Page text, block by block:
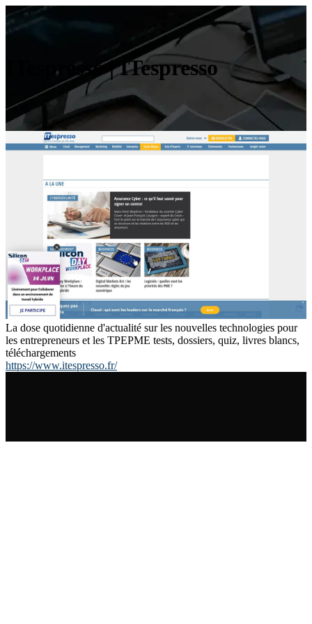
ITespresso | ITespresso
La dose quotidienne d'actualité sur les nouvelles technologies pour
les entrepreneurs et les TPEPME tests, dossiers, quiz, livres blancs,
téléchargements
https://www.itespresso.fr/